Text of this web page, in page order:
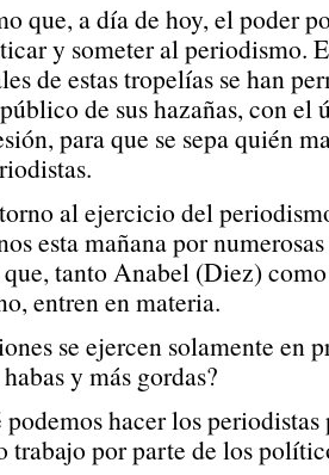
que, a día de hoy, el poder
y someter al periodismo.
de estas tropelías se han
de sus hazañas, con el
para que se sepa quién
al ejercicio del
esta mañana por
que, tanto Anabel (Diez)
entren en materia.
se ejercen solamente en
y más gordas?
hacer los
por parte de los